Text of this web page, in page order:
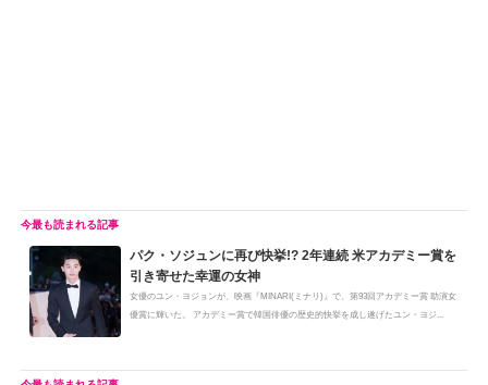
パク・ソジュンに再び快挙!? 2年連続 米アカデミー賞を
引き寄せた幸運の女神
女優のユン・ヨジョンが、映画『MINARI(ミナリ)』で、第93回アカデミー賞 助演女
優賞に輝いた。 アカデミー賞で韓国俳優の歴史的快挙を成し遂げたユン・ヨジ...